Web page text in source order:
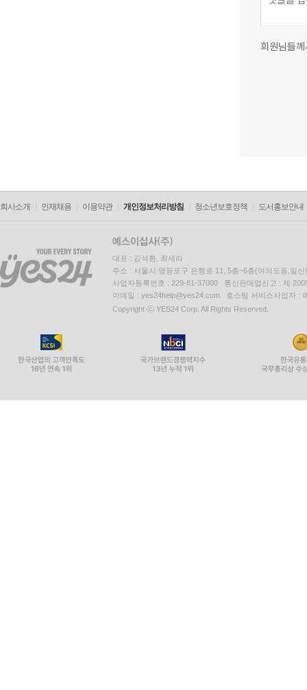
회원님들
회사소개 인재채용 이용약관 개인정보처리방침 청소년보호정책 도서홍보안내
대표 : 김석환, 최세라
주소 : 서울시 영등포구 은행로 11, 5층~6층(여의도동,일신
사업자등록번호 : 229-81-37000 통신판매업신고 : 제
이메일 : yes24help@yes24.com 호스팅 서비스사업자 :
Copyright ⓒ YES24 Corp. All Rights Reserved.